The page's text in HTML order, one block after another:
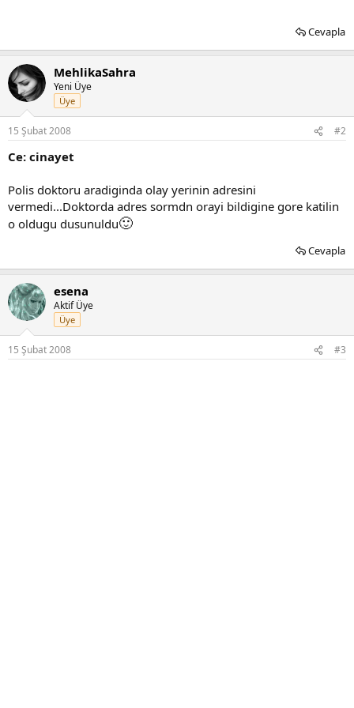
Cevapla
MehlikaSahra
Yeni Üye
Üye
15 Şubat 2008 #2
Ce: cinayet
Polis doktoru aradiginda olay yerinin adresini
vermedi...Doktorda adres sormdn orayi bildigine gore katilin
o oldugu dusunuldu🙂
Cevapla
esena
Aktif Üye
Üye
15 Şubat 2008 #3